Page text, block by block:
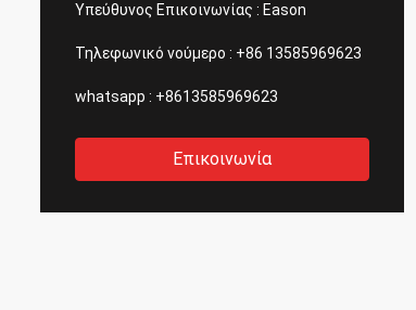
Υπεύθυνος Επικοινωνίας : Eason
Τηλεφωνικό νούμερο : +86 13585969623
whatsapp : +8613585969623
Επικοινωνία